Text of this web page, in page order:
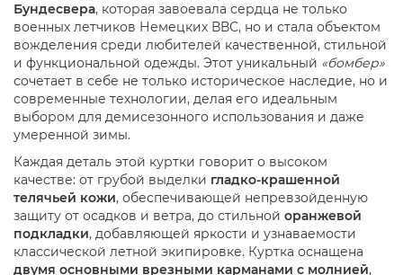
Бундесвера, которая завоевала сердца не только
военных летчиков Немецких ВВС, но и стала объектом
вожделения среди любителей качественной, стильной
и функциональной одежды. Этот уникальный «бомбер»
сочетает в себе не только историческое наследие, но и
современные технологии, делая его идеальным
выбором для демисезонного использования и даже
умеренной зимы.
Каждая деталь этой куртки говорит о высоком
качестве: от грубой выделки гладко-крашенной
телячьей кожи, обеспечивающей непревзойденную
защиту от осадков и ветра, до стильной оранжевой
подкладки, добавляющей яркости и узнаваемости
классической летной экипировке. Куртка оснащена
двумя основными врезными карманами с молнией,